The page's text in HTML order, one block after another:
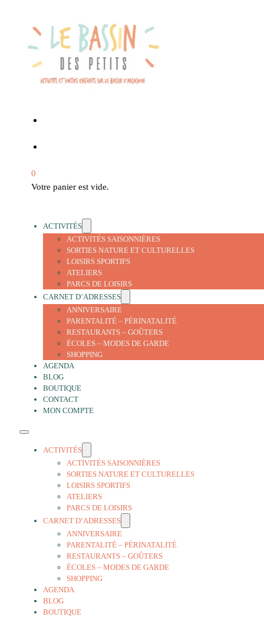
0
Votre panier est vide.
ACTIVITÉS
ACTIVITÉS SAISONNIÈRES
SORTIES NATURE ET CULTURELLES
LOISIRS SPORTIFS
ATELIERS
PARCS DE LOISIRS
CARNET D’ADRESSES
ANNIVERSAIRE
PARENTALITÉ – PÉRINATALITÉ
RESTAURANTS – GOÛTERS
ÉCOLES – MODES DE GARDE
SHOPPING
AGENDA
BLOG
BOUTIQUE
CONTACT
MON COMPTE
ACTIVITÉS
ACTIVITÉS SAISONNIÈRES
SORTIES NATURE ET CULTURELLES
LOISIRS SPORTIFS
ATELIERS
PARCS DE LOISIRS
CARNET D’ADRESSES
ANNIVERSAIRE
PARENTALITÉ – PÉRINATALITÉ
RESTAURANTS – GOÛTERS
ÉCOLES – MODES DE GARDE
SHOPPING
AGENDA
BLOG
BOUTIQUE